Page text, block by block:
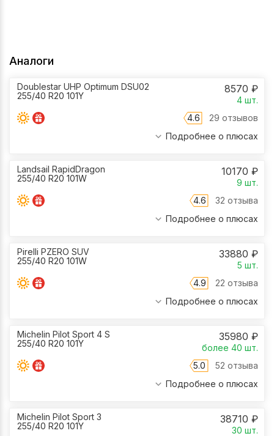
Аналоги
Doublestar UHP Optimum DSU02
255/40 R20 101Y
8570 ₽
4 шт.
4.6
29 отзывов
Подробнее о плюсах
Landsail RapidDragon
255/40 R20 101W
10170 ₽
9 шт.
4.6
32 отзыва
Подробнее о плюсах
Pirelli PZERO SUV
255/40 R20 101W
33880 ₽
5 шт.
4.9
22 отзыва
Подробнее о плюсах
Michelin Pilot Sport 4 S
255/40 R20 101Y
35980 ₽
более 40 шт.
5.0
52 отзыва
Подробнее о плюсах
Michelin Pilot Sport 3
255/40 R20 101Y
38710 ₽
30 шт.